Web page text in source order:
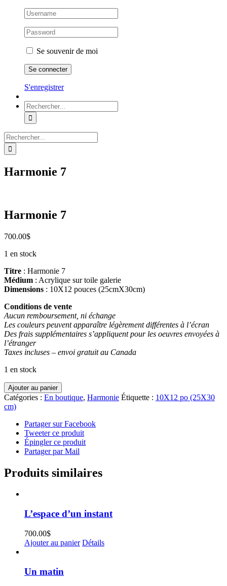
Se souvenir de moi
S'enregistrer
Rechercher:
Rechercher:
Harmonie 7
Harmonie 7
700.00$
1 en stock
Titre : Harmonie 7
Médium : Acrylique sur toile galerie
Dimensions : 10X12 pouces (25cmX30cm)
Conditions de vente
Aucun remboursement, ni échange
Les couleurs peuvent apparaître légèrement différentes à l’écran
Des frais supplémentaires s’appliquent pour les oeuvres envoyées à
l’étranger
Taxes incluses – envoi gratuit au Canada
1 en stock
quantité
de
Harmonie
Ajouter au panier
Catégories : En boutique, Harmonie Étiquette : 10X12 po (25X30
cm)
Partager sur Facebook
Tweeter ce produit
Épingler ce produit
Partager par Mail
Produits similaires
L’espace d’un instant
700.00$
Ajouter au panier Détails
Un matin